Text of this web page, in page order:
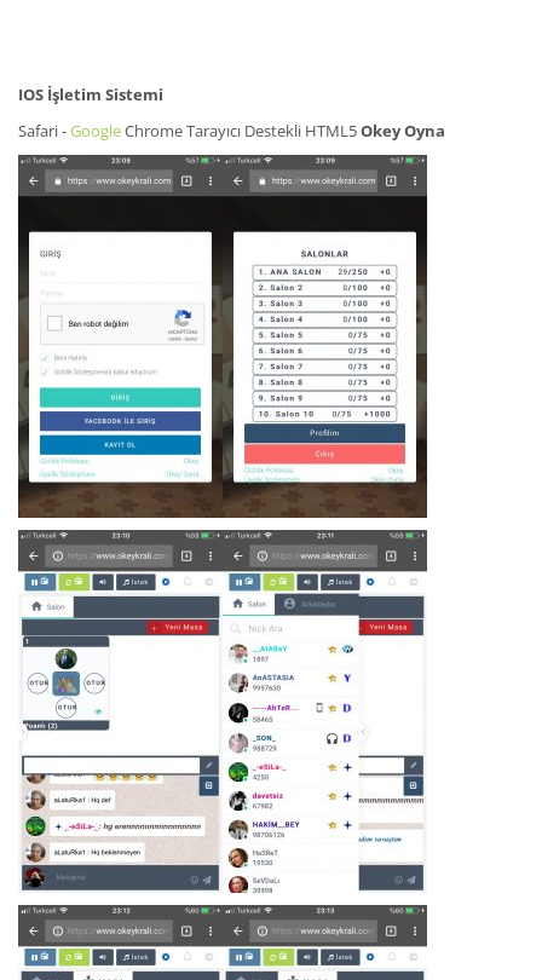
IOS İşletim Sistemi
Safari -GoogleChrome Tarayıcı Destekli HTML5Okey Oyna